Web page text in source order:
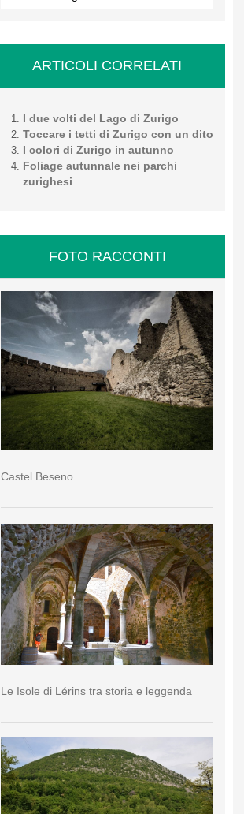
ARTICOLI CORRELATI
I due volti del Lago di Zurigo
Toccare i tetti di Zurigo con un dito
I colori di Zurigo in autunno
Foliage autunnale nei parchi
zurighesi
FOTO RACCONTI
Castel Beseno
Le Isole di Lérins tra storia e leggenda